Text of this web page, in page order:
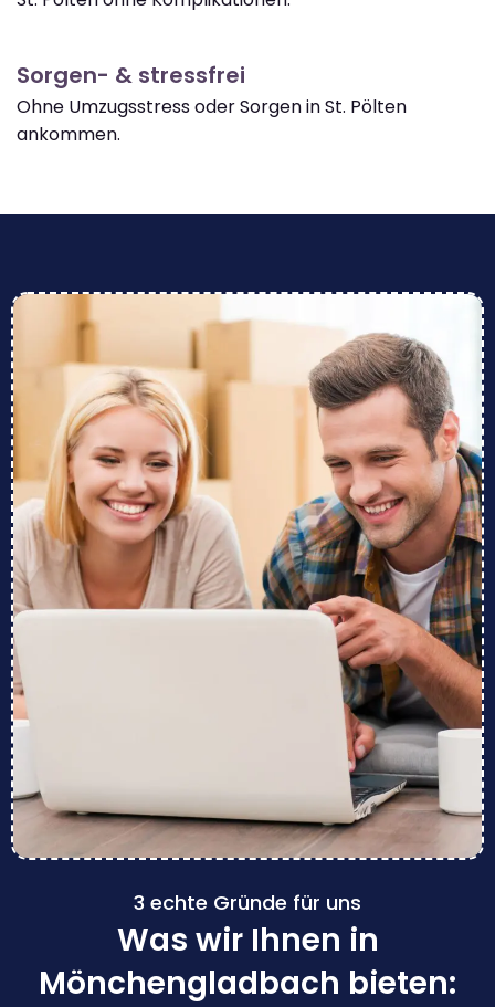
Sorgen- & stressfrei
Ohne Umzugsstress oder Sorgen in St. Pölten
ankommen.
3 echte Gründe für uns
Was wir Ihnen in
Mönchengladbach bieten: